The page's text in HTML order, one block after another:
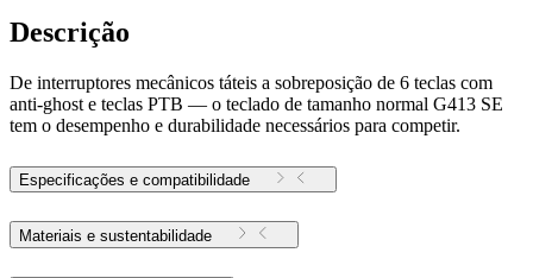
Descrição
De interruptores mecânicos táteis a sobreposição de 6 teclas com
anti-ghost e teclas PTB — o teclado de tamanho normal G413 SE
tem o desempenho e durabilidade necessários para competir.
Especificações e compatibilidade
Materiais e sustentabilidade